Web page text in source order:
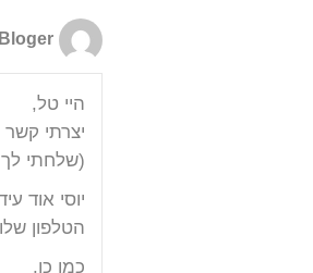
היי טל,
יצרתי
(שלחתי
יוסי אוד
הטלפון
כמו כן,